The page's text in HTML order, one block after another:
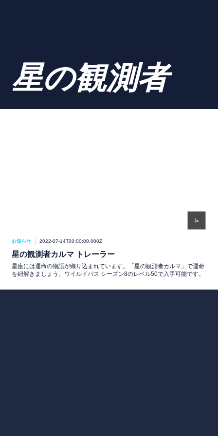
星の観測者
お知らせ 2022-07-14T00:00:00.000Z
星の観測者カルマ トレーラー
星座には運命の物語が織り込まれています。「星の観測者カルマ」で運命
を紐解きましょう。ワイルドパス シーズン8のレベル50で入手可能です。